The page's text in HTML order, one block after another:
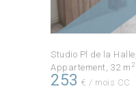
Studio Pl de la Halle
Appartement 32 m2
253 € / mois CC